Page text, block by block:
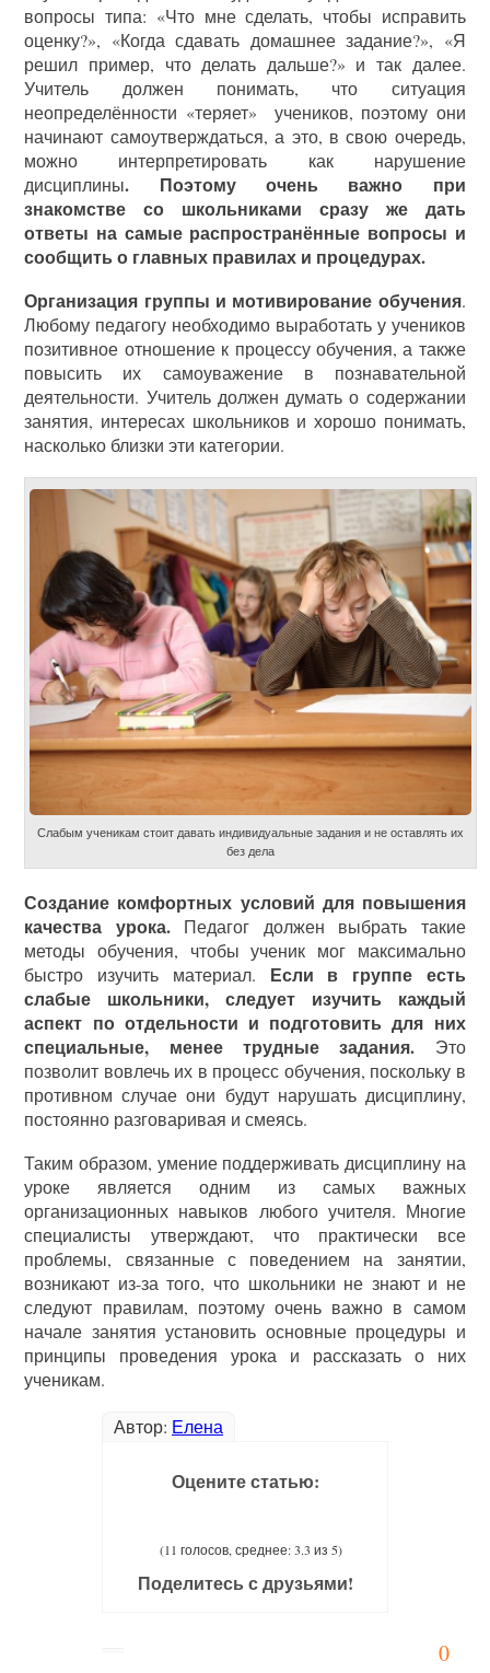
0
вопросы типа: «Что мне сделать, чтобы исправить
оценку?», «Когда сдавать домашнее задание?», «Я
решил пример, что делать дальше?» и так далее.
Учитель должен понимать, что ситуация
неопределённости «теряет» учеников, поэтому они
начинают самоутверждаться, а это, в свою очередь,
можно интерпретировать как нарушение
дисциплины. Поэтому очень важно при
знакомстве со школьниками сразу же дать
ответы на самые распространённые вопросы и
сообщить о главных правилах и процедурах.
Организация группы и мотивирование обучения.
Любому педагогу необходимо выработать у учеников
позитивное отношение к процессу обучения, а также
повысить их самоуважение в познавательной
деятельности. Учитель должен думать о содержании
занятия, интересах школьников и хорошо понимать,
насколько близки эти категории.
Слабым ученикам стоит давать индивидуальные задания и не оставлять их
без дела
Создание комфортных условий для повышения
качества урока.Педагог должен выбрать такие
методы обучения, чтобы ученик мог максимально
быстро изучить материал. Если в группе есть
слабые школьники, следует изучить каждый
аспект по отдельности и подготовить для них
специальные, менее трудные задания. Это
позволит вовлечь их в процесс обучения, поскольку в
противном случае они будут нарушать дисциплину,
постоянно разговаривая и смеясь.
Таким образом, умение поддерживать дисциплину на
уроке является одним из самых важных
организационных навыков любого учителя. Многие
специалисты утверждают, что практически все
проблемы, связанные с поведением на занятии,
возникают из-за того, что школьники не знают и не
следуют правилам, поэтому очень важно в самом
начале занятия установить основные процедуры и
принципы проведения урока и рассказать о них
ученикам.
Автор: Елена
Оцените статью:
(11 голосов, среднее: 3.3 из 5)
Поделитесь с друзьями!